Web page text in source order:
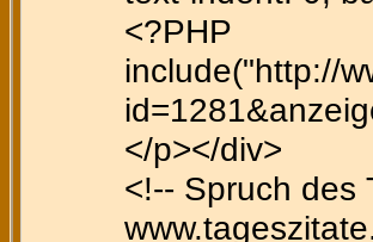
<?PHP
include("http://
</p></div>
<!-- Spruch des